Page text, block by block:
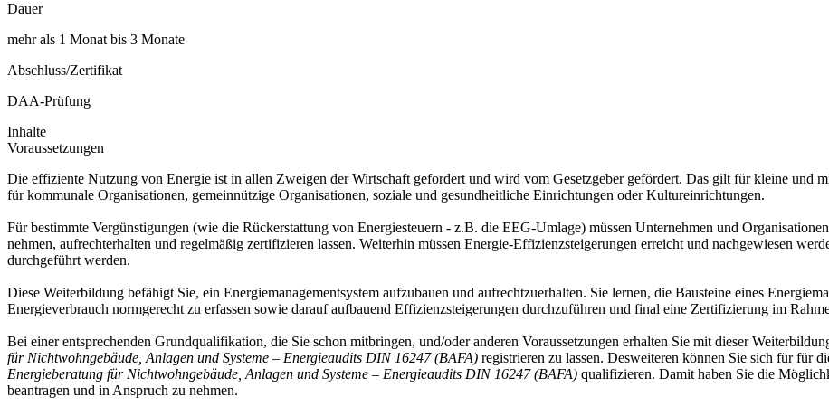
Dauer
mehr als 1 Monat bis 3 Monate
Abschluss/Zertifikat
DAA-Prüfung
Inhalte
Voraussetzungen
Die effiziente Nutzung von Energie ist in allen Zweigen der Wirtschaft gefordert und wird vom Gesetzgeber gefördert. Das gilt für kleine und
für kommunale Organisationen, gemeinnützige Organisationen, soziale und gesundheitliche Einrichtungen oder Kultureinrichtungen.
Für bestimmte Vergünstigungen (wie die Rückerstattung von Energiesteuern - z.B. die EEG-Umlage) müssen Unternehmen und
nehmen, aufrechterhalten und regelmäßig zertifizieren lassen. Weiterhin müssen Energie-Effizienzsteigerungen erreicht und nachgewiesen
durchgeführt werden.
Diese Weiterbildung befähigt Sie, ein Energiemanagementsystem aufzubauen und aufrechtzuerhalten. Sie lernen, die Bausteine eines
Energieverbrauch normgerecht zu erfassen sowie darauf aufbauend Effizienzsteigerungen durchzuführen und final eine Zertifizierung im
Bei einer entsprechenden Grundqualifikation, die Sie schon mitbringen, und/oder anderen Voraussetzungen erhalten Sie mit dieser
für Nichtwohngebäude, Anlagen und Systeme – Energieaudits DIN 16247 (BAFA) registrieren zu lassen. Desweiteren können Sie sich für für
Energieberatung für Nichtwohngebäude, Anlagen und Systeme – Energieaudits DIN 16247 (BAFA) qualifizieren. Damit haben Sie die
beantragen und in Anspruch zu nehmen.